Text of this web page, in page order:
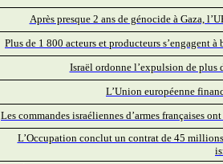
Après presque 2 ans de génocide à Gaza,
Plus de 1 800 acteurs et producteurs s’engagent
Israël ordonne l’expulsion de plus
L’Union européenne
Les commandes israéliennes d’armes françaises
L’Occupation conclut un contrat de 45